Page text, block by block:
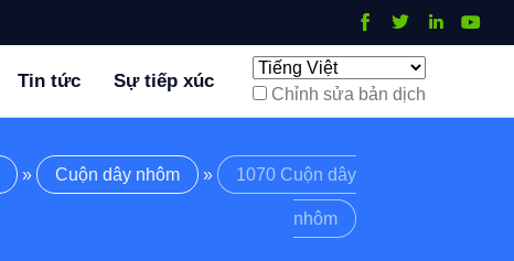
Tin tức Sự tiếp xúc
Chỉnh sửa bản dịch
» Cuộn dây nhôm » 1070 Cuộn dây
nhôm